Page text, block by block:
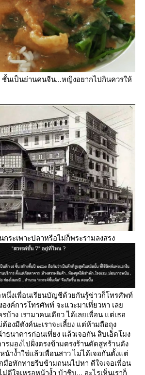
ชั้นเป็นย่านคนจีน...หญิงอยากไปกินควรให้
ระเพาะปลาหรือไม่ก็พระรามลงสรง
นึ่งเพื่อนเรียนบัญชีด้วยกันรู้ข่าวก็โทรศัพท์
งค์การโทรศัพท์ จะแวะมาเที่ยวหา เล
บ้าง เรามาคนเดียว ได้เลยเพื่อน แต่เธอ
ต้องมีตังค์นะเราจะเลี้ยง แต่ห้ามถือถุง
ธนาคารก่อนเที่ยง ล้วเจอกัน สิบเอ็ดโมง
รมองไปฝั่งตรงข้ามตรงร้านตัดสูทร้านดัง
น้าง้ำใช่แล้วเพื่อนสาว ไม่ได้เจอกันตั้งแต่
มือทักทายรีบข้ามถนนไปหา ดีใจเจอเพื่อน
ม่ดีใจเหรอหน้าง้ำ บ้าชิบ... อะไรเห็นเราก็